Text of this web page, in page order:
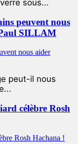
sous...
peuvent nous
SILLAM
peut-il nous
célèbre Rosh